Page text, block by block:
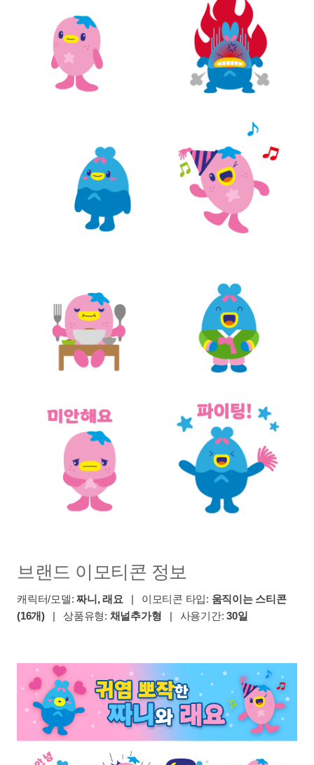
브랜드 이모티콘 정보
캐릭터/모델: 짜니, 래요| 이모티콘 타입: 움직이는 스티콘
(16개)| 상품유형: 채널추가형 | 사용기간: 30일